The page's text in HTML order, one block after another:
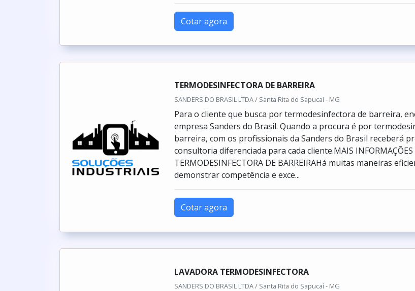
Cotar agora
TERMODESINFECTORA DE BARREIRA
SANDERS DO BRASIL LTDA / Santa Rita do Sapucaí - MG
Para o cliente que busca por termodesinfectora de barreira,
empresa Sanders do Brasil. Quando a procura é por
barreira, com os profissionais da Sanders do Brasil receberá
consultoria diferenciada para cada cliente.MAIS INFORMAÇÕES
TERMODESINFECTORA DE BARREIRAHá muitas maneiras
demonstrar competência e exce...
Cotar agora
LAVADORA TERMODESINFECTORA
SANDERS DO BRASIL LTDA / Santa Rita do Sapucaí - MG